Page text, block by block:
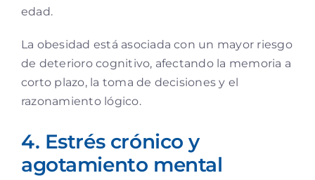
edad.
La obesidad está asociada con un mayor riesgo
de deterioro cognitivo, afectando la memoria a
corto plazo, la toma de decisiones y el
razonamiento lógico.
4. Estrés crónico y
agotamiento mental